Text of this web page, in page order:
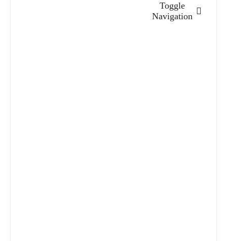
Toggle
Navigation